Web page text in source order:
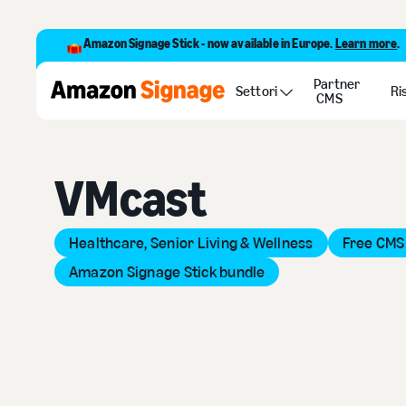
Amazon Signage Stick - now available in Europe. Learn more.
Settori
Partner
CMS
Back to Provider Directory
VMcast
Healthcare, Senior Living & Wellness
Free
Amazon Signage Stick bundle